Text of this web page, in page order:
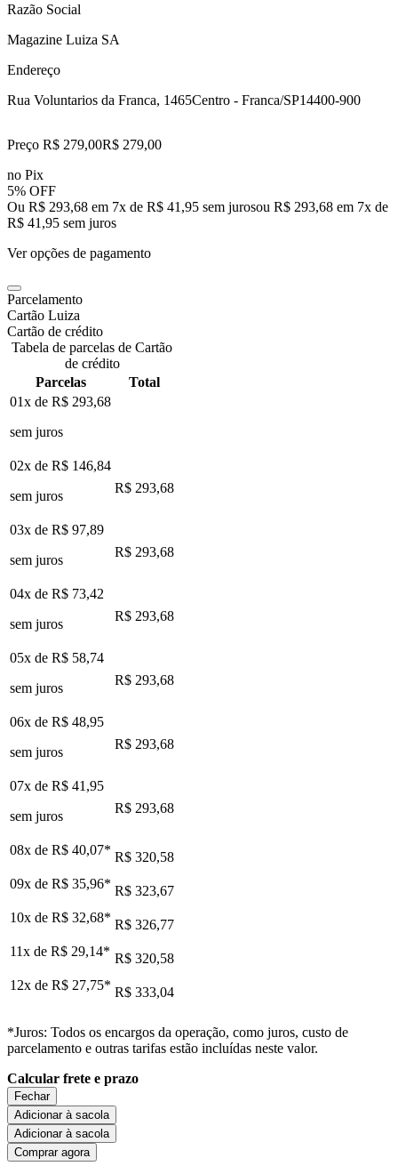
Razão Social
Magazine Luiza SA
Endereço
Rua Voluntarios da Franca, 1465Centro - Franca/SP14400-900
Preço R$ 279,00R$ 279,00
no Pix
5% OFF
Ou R$ 293,68 em 7x de R$ 41,95 sem jurosou R$ 293,68 em 7x de
R$ 41,95 sem juros
Ver opções de pagamento
Parcelamento
Cartão Luiza
Cartão de crédito
Tabela de parcelas de Cartão
de crédito
Parcelas
Total
01x de R$ 293,68
sem juros
02x de R$ 146,84
sem juros
R$ 293,68
03x de R$ 97,89
sem juros
R$ 293,68
04x de R$ 73,42
sem juros
R$ 293,68
05x de R$ 58,74
sem juros
R$ 293,68
06x de R$ 48,95
sem juros
R$ 293,68
07x de R$ 41,95
sem juros
R$ 293,68
08x de R$ 40,07* R$ 320,58
09x de R$ 35,96* R$ 323,67
10x de R$ 32,68* R$ 326,77
11x de R$ 29,14* R$ 320,58
12x de R$ 27,75* R$ 333,04
*Juros: Todos os encargos da operação, como juros, custo de
parcelamento e outras tarifas estão incluídas neste valor.
Calcular frete e prazo
Fechar
Adicionar à sacola
Adicionar à sacola
Comprar agora